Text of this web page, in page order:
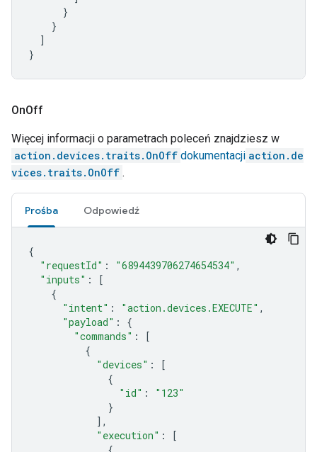
}
}
]
}
OnOff
Więcej informacji o parametrach poleceń znajdziesz w
action.devices.traits.OnOff dokumentacji action.de
vices.traits.OnOff .
Prośba Odpowiedź
{
"requestId" : "6894439706274654534" ,
"inputs" :
[
{
"intent" : "action.devices.EXECUTE" ,
"payload" :
{
"commands" :
[
{
"devices" :
[
{
"id" :
"123"
}
],
"execution" :
[